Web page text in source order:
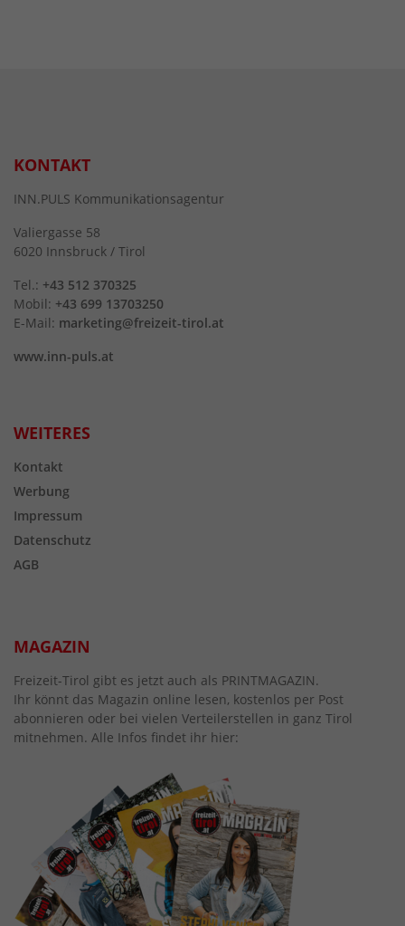
KONTAKT
INN.PULS Kommunikationsagentur
Valiergasse 58
6020 Innsbruck / Tirol
Tel.: +43 512 370325
Mobil: +43 699 13703250
E-Mail: marketing@freizeit-tirol.at
www.inn-puls.at
WEITERES
Kontakt
Werbung
Impressum
Datenschutz
AGB
MAGAZIN
Freizeit-Tirol gibt es jetzt auch als PRINTMAGAZIN.
Ihr könnt das Magazin online lesen, kostenlos per Post
abonnieren oder bei vielen Verteilerstellen in ganz Tirol
mitnehmen. Alle Infos findet ihr hier: